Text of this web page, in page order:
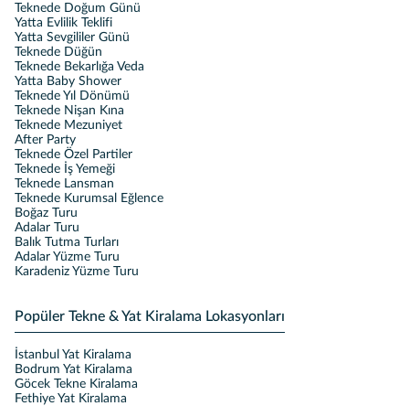
Teknede Doğum Günü
Yatta Evlilik Teklifi
Yatta Sevgililer Günü
Teknede Düğün
Teknede Bekarlığa Veda
Yatta Baby Shower
Teknede Yıl Dönümü
Teknede Nişan Kına
Teknede Mezuniyet
After Party
Teknede Özel Partiler
Teknede İş Yemeği
Teknede Lansman
Teknede Kurumsal Eğlence
Boğaz Turu
Adalar Turu
Balık Tutma Turları
Adalar Yüzme Turu
Karadeniz Yüzme Turu
Popüler Tekne & Yat Kiralama Lokasyonları
İstanbul Yat Kiralama
Bodrum Yat Kiralama
Göcek Tekne Kiralama
Fethiye Yat Kiralama